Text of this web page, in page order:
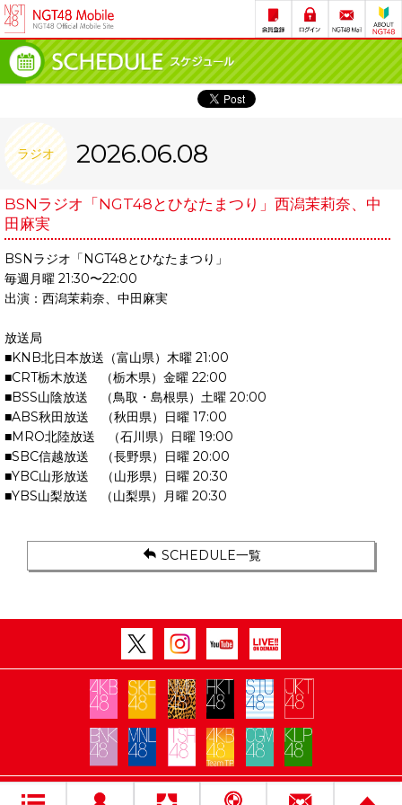
ラジオ 2026.06.08
BSNラジオ「NGT48とひなたまつり」西潟茉莉奈、中
田麻実
BSNラジオ「NGT48とひなたまつり」
毎週月曜 21:30〜22:00
出演：西潟茉莉奈、中田麻実
放送局
■KNB北日本放送（富山県）木曜 21:00
■CRT栃木放送 （栃木県）金曜 22:00
■BSS山陰放送 （鳥取・島根県）土曜 20:00
■ABS秋田放送 （秋田県）日曜 17:00
■MRO北陸放送 （石川県）日曜 19:00
■SBC信越放送 （長野県）日曜 20:00
■YBC山形放送 （山形県）日曜 20:30
■YBS山梨放送 （山梨県）月曜 20:30
SCHEDULE一覧